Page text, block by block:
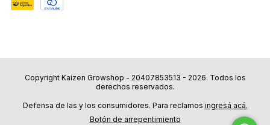
Copyright Kaizen Growshop - 20407853513 - 2026. Todos los
derechos reservados.
Defensa de las y los consumidores. Para reclamos ingresá acá.
Botón de arrepentimiento